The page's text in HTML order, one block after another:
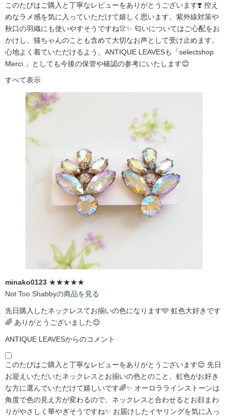
このたびはご購入と丁寧なレビューをありがとうございます❣️ 控え
めなラメ感を気に入っていただけて嬉しく思います。紫外線対策や
秋口の羽織にも使いやすそうですね👚✨ 匂いについてはご心配をお
かけし、猫ちゃんのことも含めて大切なお声として受け止めます。
心地よく着ていただけるよう、ANTIQUE LEAVESも「selectshop
Merci.」としても今後の保管や確認の参考にいたします😊
すべて表示
minako0123 ★★★★★
Not Too Shabbyの商品を見る
先日購入したネックレスてお揃いの色になります🩵 虹色大好きです
🌈 ありがとうございました😊
ANTIQUE LEAVESからのコメント
このたびはご購入と丁寧なレビューをありがとうございます😊 先日
お迎えいただいたネックレスとお揃いの色とのこと、虹色がお好き
な方に選んでいただけて嬉しいです🌈✨ オーロララインストーンは
角度で色の見え方が変わるので、ネックレスと合わせるとお顔まわ
りがやさしく華やぎそうですね✨ お届けしたイヤリングを気に入っ